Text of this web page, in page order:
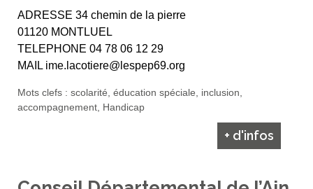
ADRESSE 34 chemin de la pierre
01120 MONTLUEL
TELEPHONE 04 78 06 12 29
MAIL ime.lacotiere@lespep69.org
Mots clefs : scolarité, éducation spéciale, inclusion,
accompagnement, Handicap
+ d'infos